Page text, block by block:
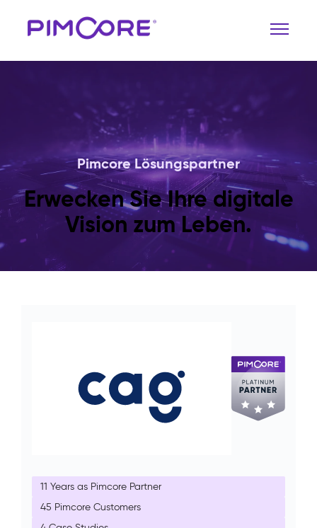
Pimcore Lösungspartner
Erwecken Sie Ihre digitale
Vision zum Leben.
11 Years as Pimcore Partner
45 Pimcore Customers